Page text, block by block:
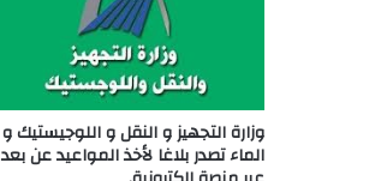
وزارة التجهيز و النقل و اللوجيستيك و
الماء تصدر بلاغا لأخذ المواعيد عن بعد